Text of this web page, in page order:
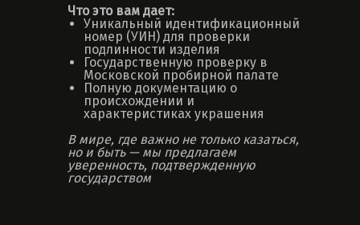
Что это вам дает:
Уникальный идентификационный
номер (УИН) для проверки
подлинности изделия
Государственную проверку в
Московской пробирной палате
Полную документацию о
происхождении и
характеристиках украшения
В мире, где важно не только казаться,
но и быть — мы предлагаем
уверенность, подтвержденную
государством